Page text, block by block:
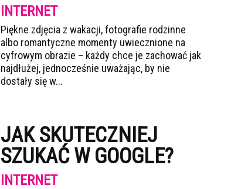
INTERNET
Piękne zdjęcia z wakacji, fotografie rodzinne
albo romantyczne momenty uwiecznione na
cyfrowym obrazie – każdy chce je zachować jak
najdłużej, jednocześnie uważając, by nie
dostały się w...
JAK SKUTECZNIEJ
SZUKAĆ W GOOGLE?
INTERNET